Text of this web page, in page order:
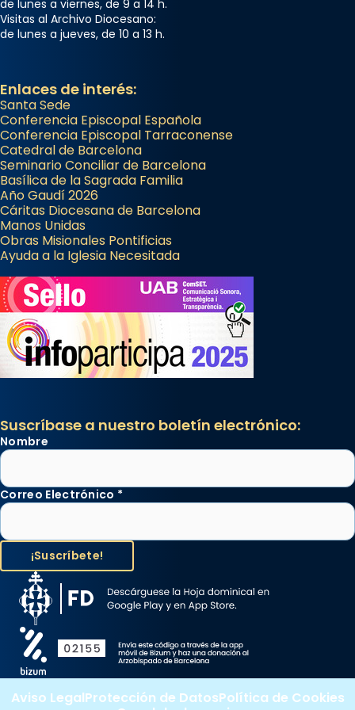
de lunes a viernes, de 9 a 14 h.
Visitas al Archivo Diocesano:
de lunes a jueves, de 10 a 13 h.
Enlaces de interés:
Santa Sede
Conferencia Episcopal Española
Conferencia Episcopal Tarraconense
Catedral de Barcelona
Seminario Conciliar de Barcelona
Basílica de la Sagrada Familia
Año Gaudí 2026
Cáritas Diocesana de Barcelona
Manos Unidas
Obras Misionales Pontificias
Ayuda a la Iglesia Necesitada
Suscríbase a nuestro boletín electrónico:
Nombre
Correo Electrónico *
Aviso LegalProtección de DatosPolítica de Cookies